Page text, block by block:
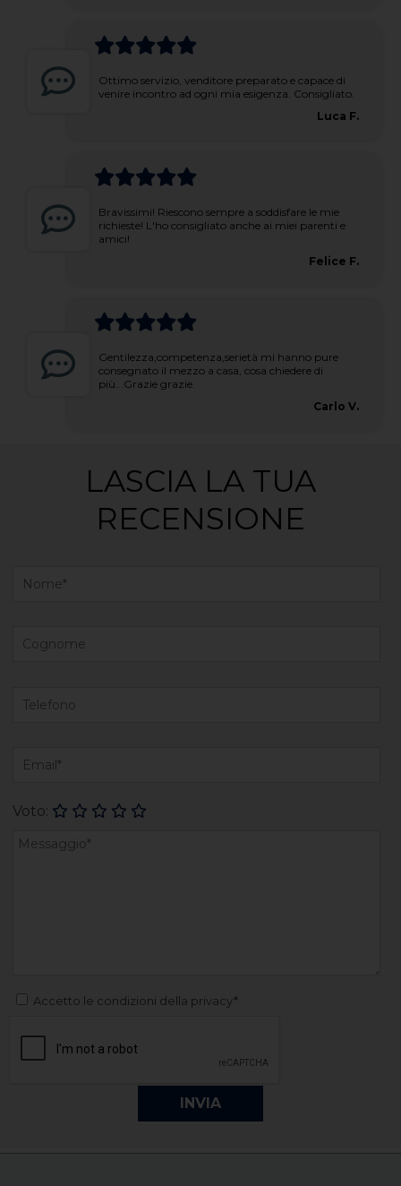
Ottimo servizio, venditore preparato e capace di
venire incontro ad ogni mia esigenza. Consigliato.
Luca F.
Bravissimi! Riescono sempre a soddisfare le mie
richieste! L'ho consigliato anche ai miei parenti e
amici!
Felice F.
Gentilezza,competenza,serietà mi hanno pure
consegnato il mezzo a casa, cosa chiedere di
più...Grazie grazie.
Carlo V.
LASCIA LA TUA
RECENSIONE
Voto:
Accetto le condizioni della privacy*